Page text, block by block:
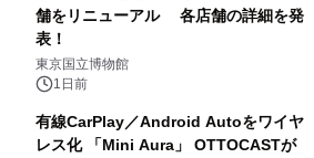
舗をリニューアル 各店舗の詳細を発
表！
東京国立博物館
1日前
有線CarPlay／Android Autoをワイヤ
レス化 「Mini Aura」 OTTOCASTが